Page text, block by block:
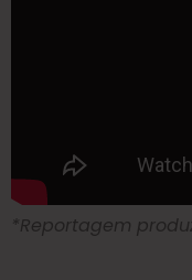
*Reportagem